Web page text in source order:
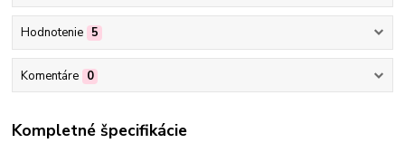
Hodnotenie 5
Komentáre 0
Kompletné špecifikácie